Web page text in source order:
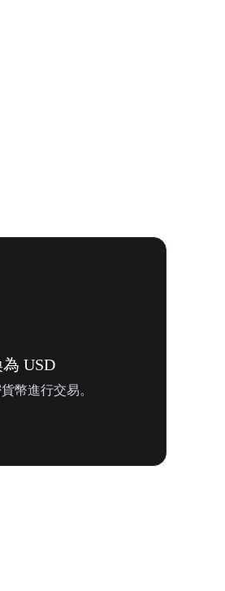
USD
幣進行交易。